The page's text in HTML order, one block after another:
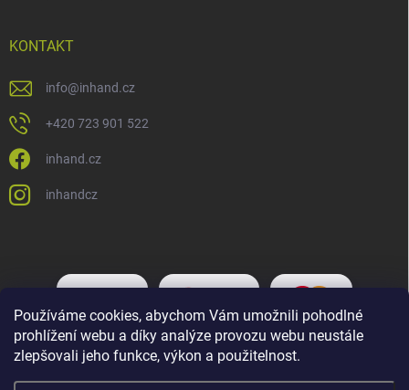
Používáme cookies, abychom Vám umožnili pohodlné
prohlížení webu a díky analýze provozu webu neustále
zlepšovali jeho funkce, výkon a použitelnost.
KONTAKT
info@inhand.cz
+420 723 901 522
inhand.cz
inhandcz